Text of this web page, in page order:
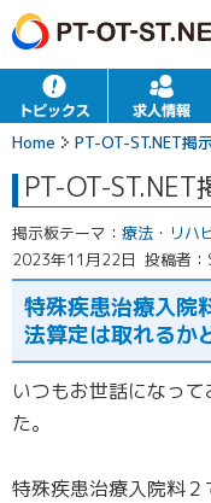
Home PT-OT-ST.NET掲
PT-OT-ST.NET
掲示板テーマ： 療法・リハ
2023年11月22日 投稿者
特殊疾患治療入院
法算定は取れるか
いつもお世話になっ
た。
特殊疾患治療入院料２